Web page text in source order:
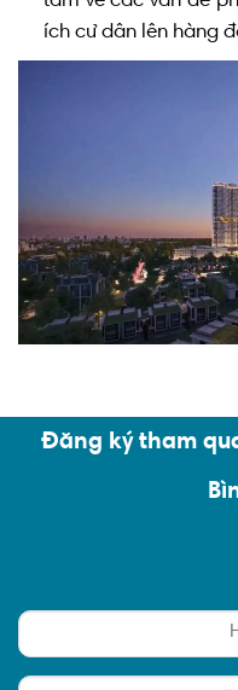
ích cư dân lên hàng
Đăng ký tham